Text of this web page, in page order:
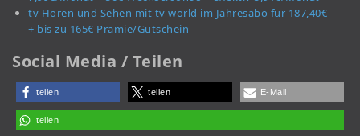
tv Hören und Sehen mit tv world im Jahresabo für 187,40€
+ bis zu 165€ Prämie/Gutschein
Social Media / Teilen
teilen teilen E-Mail
teilen